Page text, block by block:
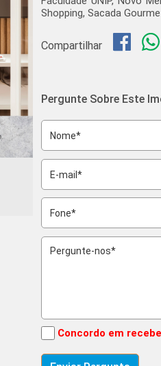
Shopping, Sacada
Compartilhar
Pergunte Sobre Este
Concordo em